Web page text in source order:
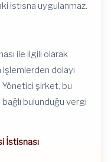
istisna uygulanmaz.
ile ilgili olarak
işlemlerden dolayı
şirket, bu
bulunduğu vergi
İstisnası